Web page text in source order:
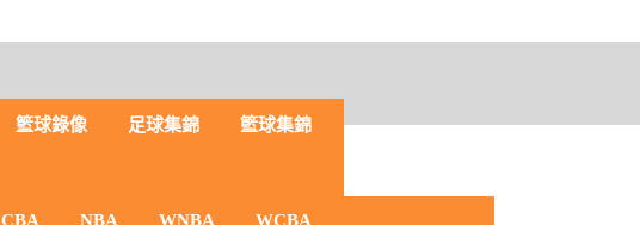
籃球錄像 足球集錦 籃球集錦
CBA NBA WNBA WCBA